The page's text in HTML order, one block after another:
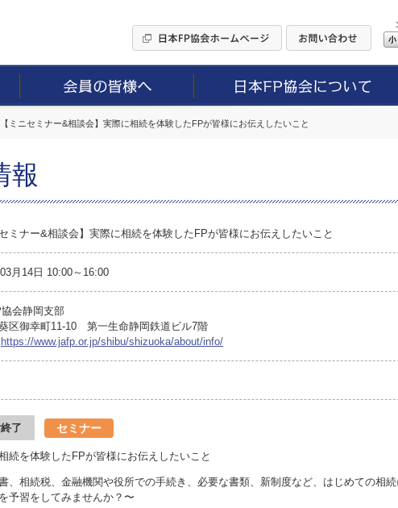
【ミニセミナー&相談会】実際に相続を体験したFPが皆様にお伝えしたいこと
報
セミナー&相談会】実際に相続を体験したFPが皆様にお伝えしたいこと
月14日 10:00～16:00
協会静岡支部
区御幸町11-10 第一生命静岡鉄道ビル7階
https://www.jafp.or.jp/shibu/shizuoka/about/info/
了 セミナー
続を体験したFPが皆様にお伝えしたいこと
、相続税、金融機関や役所での手続き、必要な書類、新制度など、はじめての相
予習をしてみませんか？〜